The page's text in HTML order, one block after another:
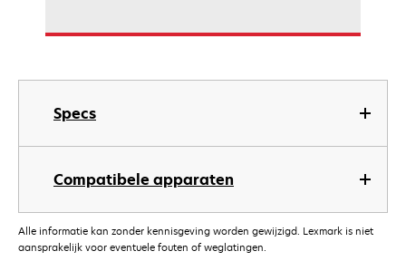
Specs
Compatibele apparaten
Alle informatie kan zonder kennisgeving worden gewijzigd. Lexmark is niet
aansprakelijk voor eventuele fouten of weglatingen.